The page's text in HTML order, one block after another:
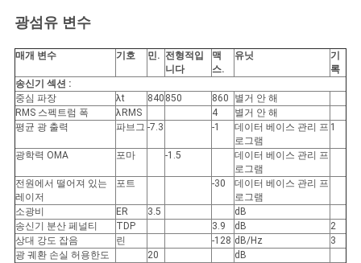
인
정
보
보
호
정
책
광섬유 변수
매개 변수 기호 민. 전형적입
니다
맥
스.
유닛
기
록
송신기 섹션 :
중심 파장
λt 840 850 860
별거 안 해
RMS 스펙트럼 폭
λRMS 4
별거 안 해
평균 광 출력
파브그 -7.3 -1
데이터 베이스 관리 프
로그램
1
광학력 OMA 포마 -1.5
데이터 베이스 관리 프
로그램
전원에서 떨어져 있는
레이저
포트 -30
데이터 베이스 관리 프
로그램
소광비
ER 3.5
dB
송신기 분산 페널티
TDP 3.9 dB
2
상대 강도 잡음
린 -128 dB/Hz
3
광 궤환 손실 허용한도
20
dB